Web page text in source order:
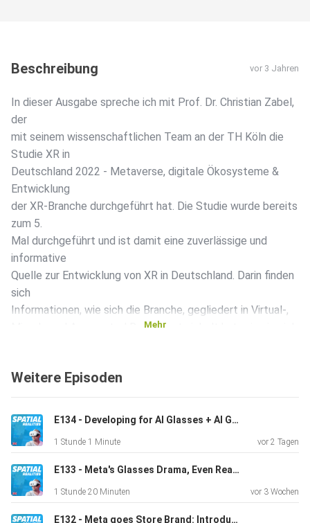
Beschreibung vor 3 Jahren
In dieser Ausgabe spreche ich mit Prof. Dr. Christian Zabel,
der
mit seinem wissenschaftlichen Team an der TH Köln die
Studie XR in
Deutschland 2022 - Metaverse, digitale Ökosysteme &
Entwicklung
der XR-Branche durchgeführt hat. Die Studie wurde bereits
zum 5.
Mal durchgeführt und ist damit eine zuverlässige und
informative
Quelle zur Entwicklung von XR in Deutschland. Darin finden
sich
Informationen, wie sich die Branche, gegliedert in Virtual-,
Mixed-, und Augmented Reality entwickelt hat, wie sie sich
Metaverse
Weiterentwcklung des
Internets zu einem Metaverse-Netzwerk ist sie für diesen
Podcast
super spannend, und darum freue ich mich, dass ich euch
diese Folge
Mehr
Weitere Episoden
E134 - Developing for AI Glasses + AI Glasses News with Christoph Spinger from Telekom MMS
1 Stunde 1 Minute vor 2 Tagen
E133 - Meta's Glasses Drama, Even Realities Hits Unicorn Status & UBTECH's Creepy Companion
1 Stunde 20 Minuten vor 3 Wochen
E132 - Meta goes Store Brand: Introducing Meta Glasses